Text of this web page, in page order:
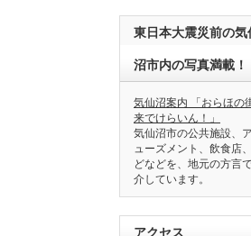
東日本大震災前の気
沼市内の写真満載！
気仙沼案内 「おらほの
来でけらいん！」
気仙沼市の公共施設、
ューズメント、飲食店
どなどを、地元の方言
介しています。
アクセス